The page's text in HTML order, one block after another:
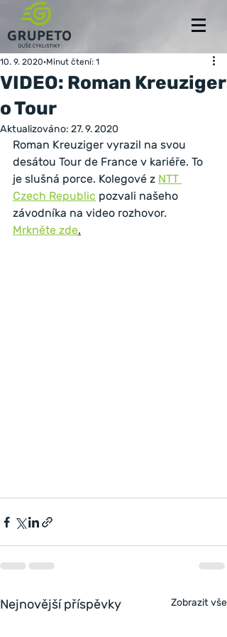
VIDEO: Roman Kreuziger
o Tour
10. 9. 2020 Minut čtení: 1
Aktualizováno: 27. 9. 2020
Roman Kreuziger vyrazil na svou
desátou Tour de France v kariéře. To
je slušná porce. Kolegové z NTT
Czech Republic pozvali našeho
závodníka na video rozhovor.
Mrkněte zde.
Nejnovější příspěvky Zobrazit vše